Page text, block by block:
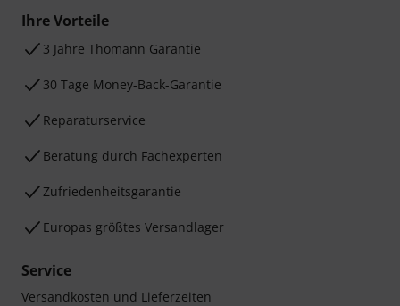
Ihre Vorteile
3 Jahre Thomann Garantie
30 Tage Money-Back-Garantie
Reparaturservice
Beratung durch Fachexperten
Zufriedenheitsgarantie
Europas größtes Versandlager
Service
Versandkosten und Lieferzeiten